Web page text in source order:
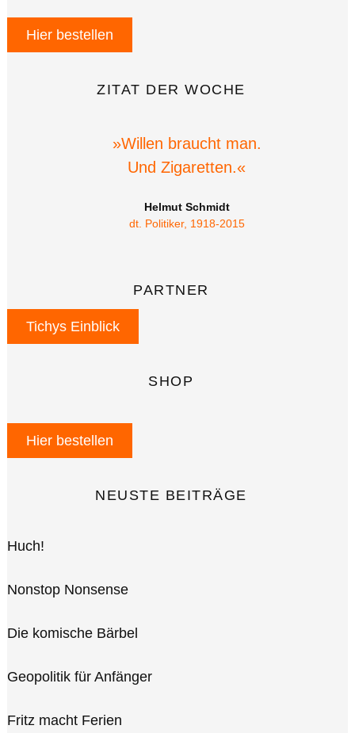
Hier bestellen
ZITAT DER WOCHE
»Willen braucht man.
Und Zigaretten.«
Helmut Schmidt
dt. Politiker, 1918-2015
PARTNER
Tichys Einblick
SHOP
Hier bestellen
NEUSTE BEITRÄGE
Huch!
Nonstop Nonsense
Die komische Bärbel
Geopolitik für Anfänger
Fritz macht Ferien